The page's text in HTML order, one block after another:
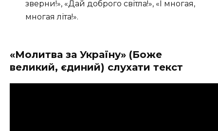
зверни!», «Дай доброго світла!», «І многая,
многая літа!».
«Молитва за Україну» (Боже
великий, єдиний) слухати текст